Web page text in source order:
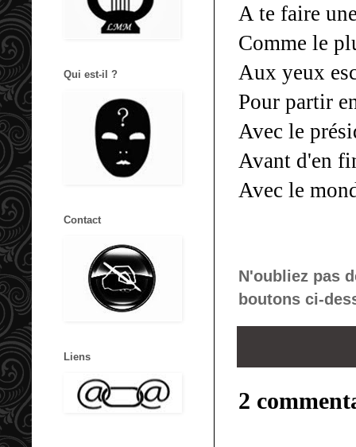
A te faire
Comme le
Aux yeux
Pour partir
Avec le
Avant d'en
Avec le
N'oubliez pas
boutons ci-
2
Qui est-il ?
Contact
Liens